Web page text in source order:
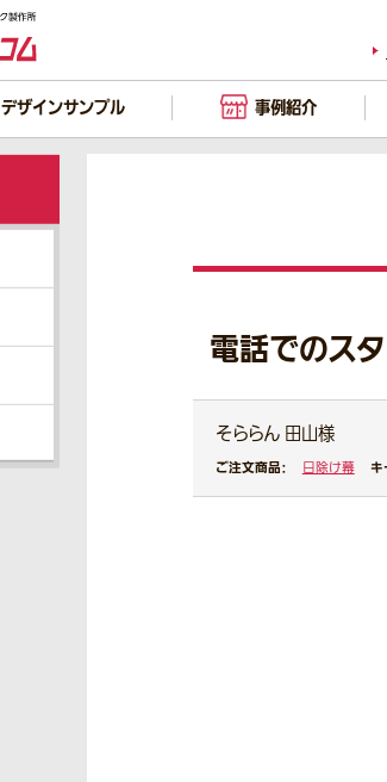
デザインサンプル 事例紹介
電話でのス
そららん 田山様
ご注文商品： 日除け幕 キ